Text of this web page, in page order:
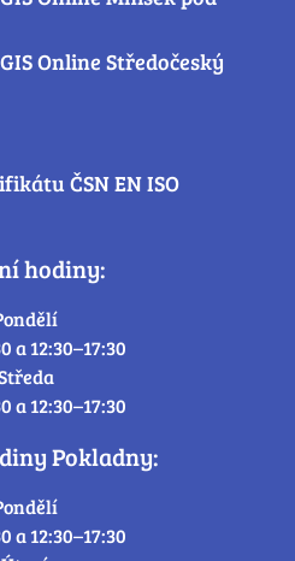
Online Středočeský
ČSN EN ISO
hodiny:
a 12:30–17:30
a 12:30–17:30
Pokladny:
a 12:30–17:30